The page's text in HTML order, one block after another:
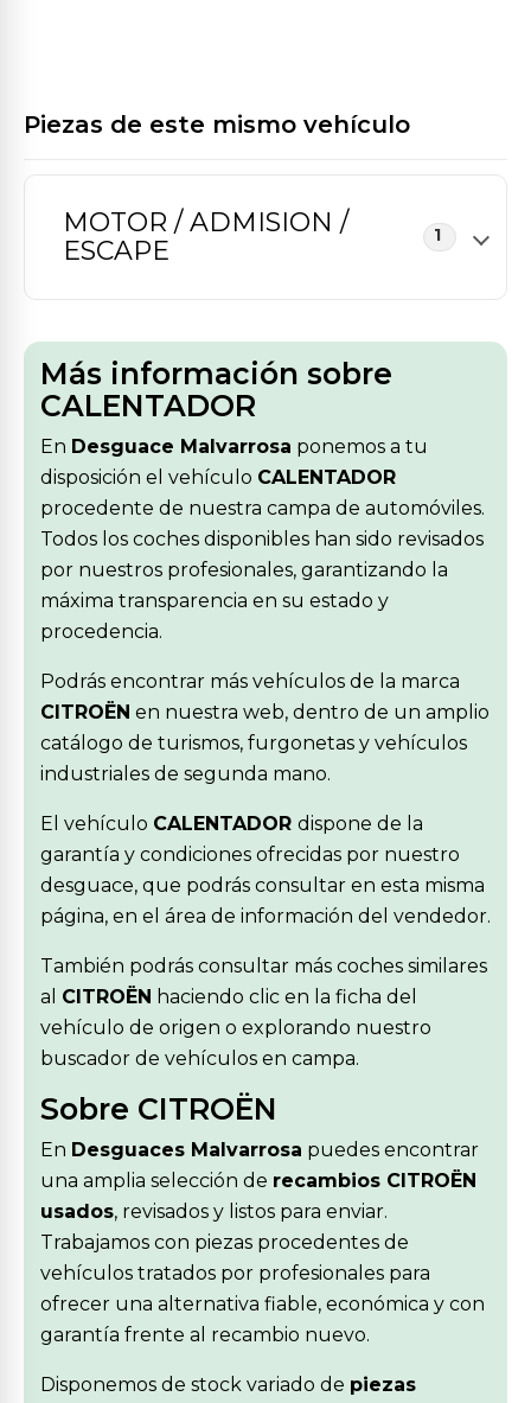
Piezas de este mismo vehículo
MOTOR / ADMISION /
ESCAPE
1
Más información sobre
CALENTADOR
En Desguace Malvarrosa ponemos a tu
disposición el vehículo CALENTADOR
procedente de nuestra campa de automóviles.
Todos los coches disponibles han sido revisados
por nuestros profesionales, garantizando la
máxima transparencia en su estado y
procedencia.
Podrás encontrar más vehículos de la marca
CITROËN en nuestra web, dentro de un amplio
catálogo de turismos, furgonetas y vehículos
industriales de segunda mano.
El vehículo CALENTADOR dispone de la
garantía y condiciones ofrecidas por nuestro
desguace, que podrás consultar en esta misma
página, en el área de información del vendedor.
También podrás consultar más coches similares
al CITROËN haciendo clic en la ficha del
vehículo de origen o explorando nuestro
buscador de vehículos en campa.
Sobre CITROËN
En Desguaces Malvarrosa puedes encontrar
una amplia selección de recambios CITROËN
usados, revisados y listos para enviar.
Trabajamos con piezas procedentes de
vehículos tratados por profesionales para
ofrecer una alternativa fiable, económica y con
garantía frente al recambio nuevo.
Disponemos de stock variado de piezas